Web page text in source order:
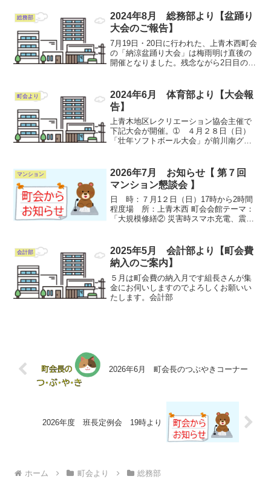
是非お申し込みください。災害はいつ来
るかわか...
総務部
2024年8月 総務部より【盆踊り
大会のご報告】
7月19日・20日に行われた、上青木西町会
の「納涼盆踊り大会」は梅雨明け直後の
開催となりました。残念ながら2日目の
しました。 ただし、初日から予想を超え
た多くの方が来場...
町会より
2024年6月 体育部より【大会報
告】
上青木地区レクリエーション協会主催で
下記大会が開催。➀ ４月２８日（日）
「壮年ソフトボール大会」が前川南グラ
ボール大会」が川口体育武道センターで
開催され上青木西町会...
マンション
2026年7月 お知らせ【 第７回
マンション懇談会 】
日 時：７月1２日（日）17時から2時間
程度場 所：上青木西 町会会館テーマ：
「大規模修繕② 災害時スマホ充電、震感
修繕での「談合」が報道されたことか
ら、基本的なことを勉...
会計部
2025年5月 会計部より【町会費
納入のご案内】
５月は町会費の納入月です組長さんが集
金にお伺いしますのでよろしくお願いい
たします。会計部
2026年6月 町会長のつぶやきコーナー
2026年度 班長定例会 19時より
ホーム 町会より 総務部